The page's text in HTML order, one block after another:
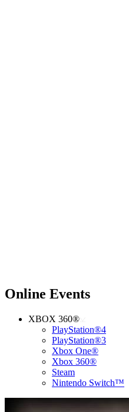
Online Events
XBOX 360®
PlayStation®4
PlayStation®3
Xbox One®
Xbox 360®
Steam
Nintendo Switch™